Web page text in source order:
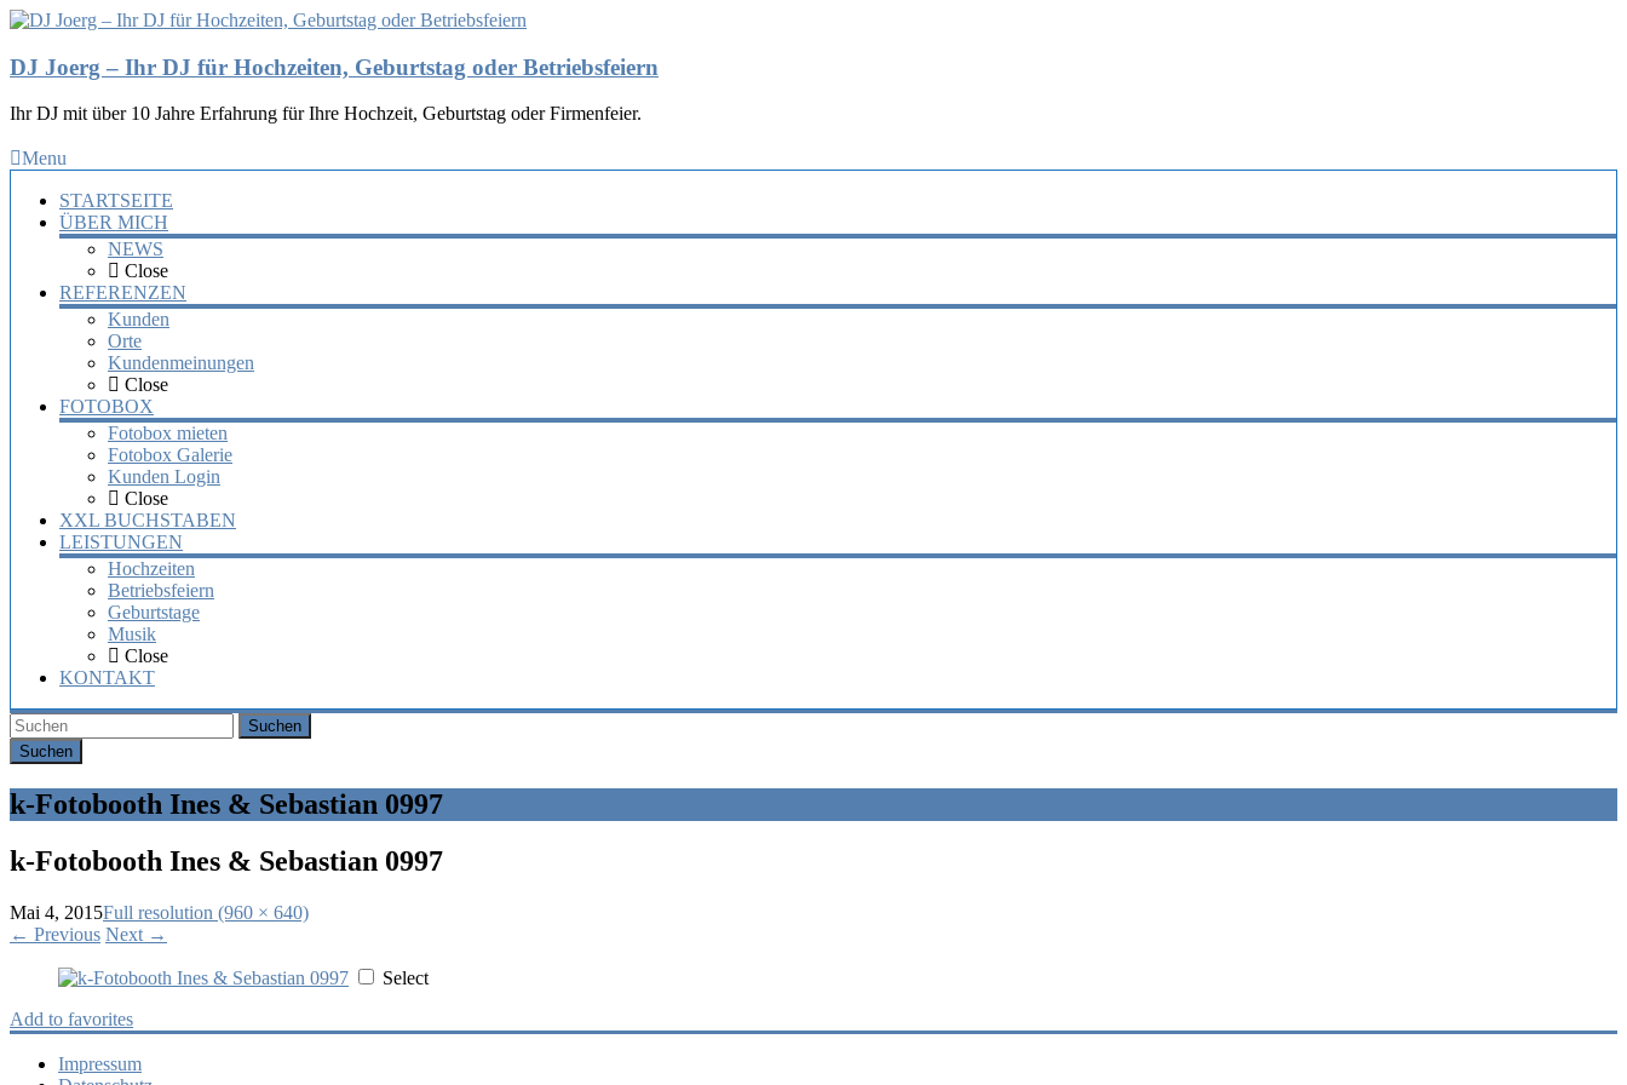
DJ Joerg – Ihr DJ für Hochzeiten, Geburtstag oder Betriebsfeiern
Ihr DJ mit über 10 Jahre Erfahrung für Ihre Hochzeit, Geburtstag oder Firmenfeier.
Menu
STARTSEITE
ÜBER MICH
NEWS
Close
REFERENZEN
Kunden
Orte
Kundenmeinungen
Close
FOTOBOX
Fotobox mieten
Fotobox Galerie
Kunden Login
Close
XXL BUCHSTABEN
LEISTUNGEN
Hochzeiten
Betriebsfeiern
Geburtstage
Musik
Close
KONTAKT
Suchen
k-Fotobooth Ines & Sebastian 0997
k-Fotobooth Ines & Sebastian 0997
Mai 4, 2015Full resolution (960 × 640)
← Previous Next →
Select
Add to favorites
Impressum